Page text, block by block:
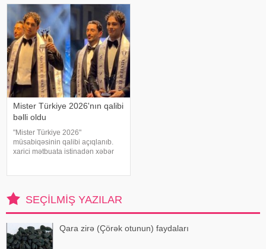
yerli KİV-in məlumatına görə,
Haluk Leventin köməkçis
Mister Türkiye 2026'nın qalibi
bəlli oldu
"Mister Türkiye 2026"
müsabiqəsinin qalibi açıqlanıb.
xarici mətbuata istinadən xəbər
SEÇILMIŞ YAZILAR
Qara zirə (Çörək otunun) faydaları